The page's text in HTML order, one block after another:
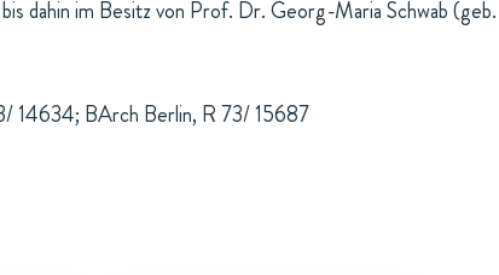
dahin im Besitz von Prof. Dr. Georg-Maria Schwab
14634; BArch Berlin, R 73/ 15687